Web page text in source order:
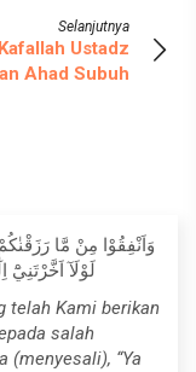
Selanjutnya
Kafallah Ustadz
Ahad Subuh
وَاَنْفِقُوْا مِنْ مَّا
لَوْلَآ
telah Kami berikan
salah
(menyesali), “Ya